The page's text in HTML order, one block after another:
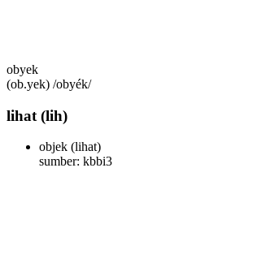
obyek
(ob.yek) /obyék/
lihat (lih)
objek (lihat)
sumber: kbbi3